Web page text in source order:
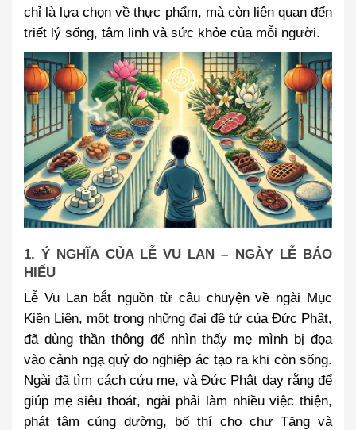
chỉ là lựa chọn về thực phẩm, mà còn liên quan đến
triết lý sống, tâm linh và sức khỏe của mỗi người.
1. Ý NGHĨA CỦA LỄ VU LAN – NGÀY LỄ BÁO
HIẾU
Lễ Vu Lan bắt nguồn từ câu chuyện về ngài Mục
Kiền Liên, một trong những đại đệ tử của Đức Phật,
đã dùng thần thông để nhìn thấy mẹ mình bị đọa
vào cảnh ngạ quỷ do nghiệp ác tạo ra khi còn sống.
Ngài đã tìm cách cứu mẹ, và Đức Phật dạy rằng để
giúp mẹ siêu thoát, ngài phải làm nhiều việc thiện,
phát tâm cúng dường, bố thí cho chư Tăng và